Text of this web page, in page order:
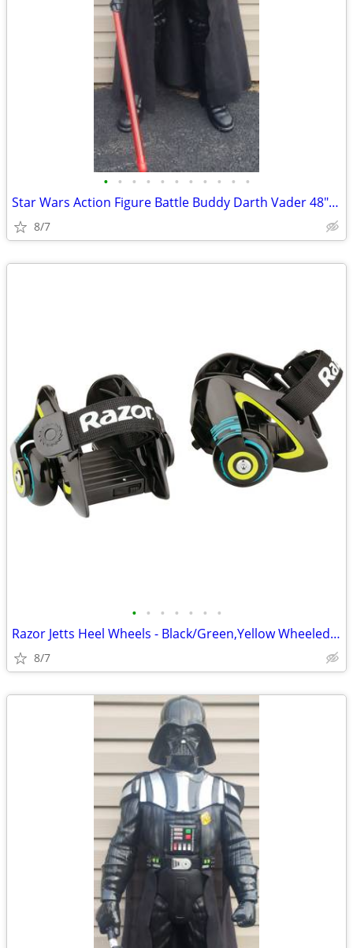
• • • • • • • • • • •
Star Wars Action Figure Battle Buddy Darth Vader 48" Jakks Pacific
8/7
• • • • • • •
Razor Jetts Heel Wheels - Black/Green,Yellow Wheeled Skate Shoes
8/7